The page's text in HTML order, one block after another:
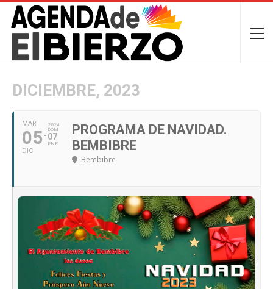
DICIEMBRE, 2023
MAR
05
DIC
2024
DOM
07
ENE
PROGRAMA DE NAVIDAD.
BEMBIBRE
Bembibre